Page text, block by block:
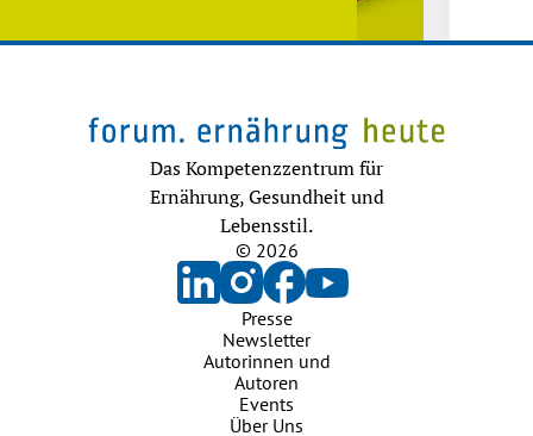
Das Kompetenzzentrum für
Ernährung, Gesundheit und
Lebensstil.
© 2026
Presse
Newsletter
Autorinnen und
Autoren
Events
Über Uns